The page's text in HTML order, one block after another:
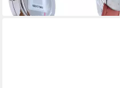
lieferbar - in 3-4 Werktagen bei dir